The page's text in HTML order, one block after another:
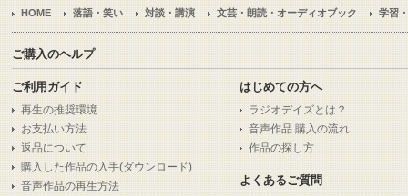
HOME 落語・笑い 対談・講演 文芸・朗読・オーディオブック 学習
ご購入のヘルプ
ご利用ガイド
再生の推奨環境
お支払い方法
返品について
購入した作品の入手(ダウンロード)
音声作品の再生方法
はじめての方へ
ラジオデイズとは？
音声作品 購入の流れ
作品の探し方
よくあるご質問